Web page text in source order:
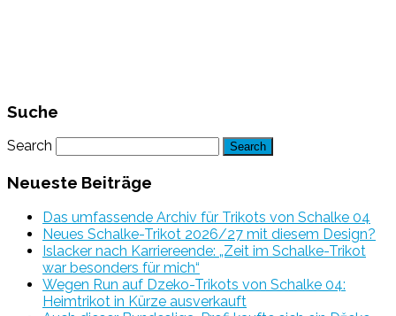
Suche
Search
Neueste Beiträge
Das umfassende Archiv für Trikots von Schalke 04
Neues Schalke-Trikot 2026/27 mit diesem Design?
Islacker nach Karriereende: „Zeit im Schalke-Trikot
war besonders für mich“
Wegen Run auf Dzeko-Trikots von Schalke 04:
Heimtrikot in Kürze ausverkauft